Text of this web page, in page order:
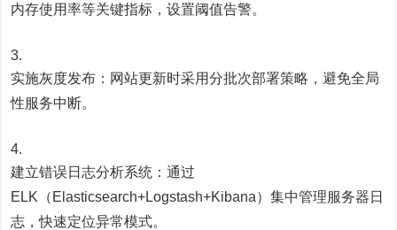
内存使用率等关键指标，设置阈值告警。
实施灰度发布：网站更新时采用分批次部署策略，避免全局
性服务中断。
建立错误日志分析系统：通过
ELK（Elasticsearch+Logstash+Kibana）集中管理服务器日
志，快速定位异常模式。